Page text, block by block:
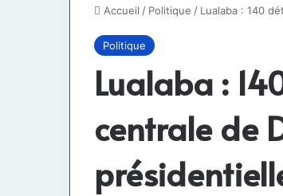
Accueil / Politique / Lualaba : 140
Politique
Lualaba :
centrale de